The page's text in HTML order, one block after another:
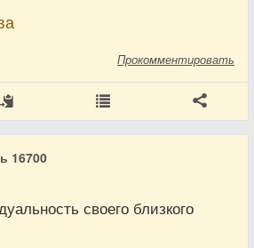
Прокомментировать
16700
своего близкого